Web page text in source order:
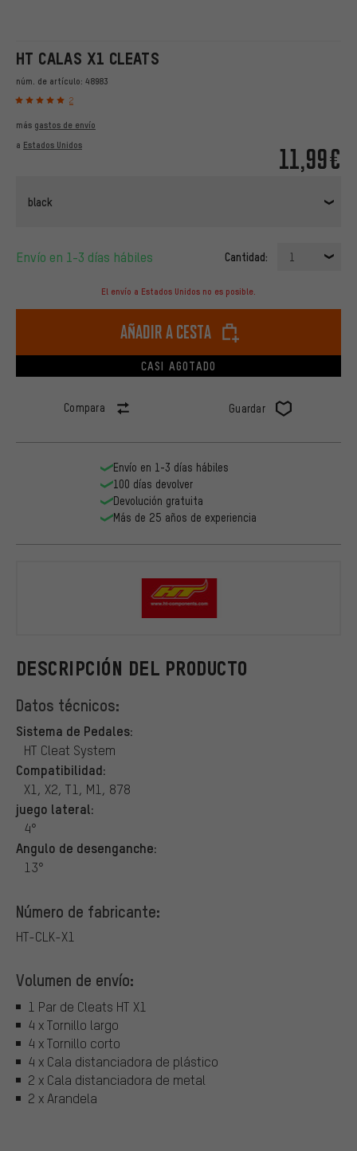
HT CALAS X1 CLEATS
núm. de artículo: 48983
2
11,99€
más gastos de envío
a Estados Unidos
black
Envío en 1-3 días hábiles Cantidad: 1
El envío a Estados Unidos no es posible.
Añadir a cesta
CASI AGOTADO
Compara Guardar
DESCRIPCIÓN DEL PRODUCTO
Datos técnicos:
Sistema de Pedales:
HT Cleat System
Compatibilidad:
X1, X2, T1, M1, 878
juego lateral:
4°
Angulo de desenganche:
13°
Número de fabricante:
HT-CLK-X1
Volumen de envío:
1 Par de Cleats HT X1
4 x Tornillo largo
4 x Tornillo corto
4 x Cala distanciadora de plástico
2 x Cala distanciadora de metal
2 x Arandela
Envío en 1-3 días hábiles
100 días devolver
Devolución gratuita
Más de 25 años de experiencia